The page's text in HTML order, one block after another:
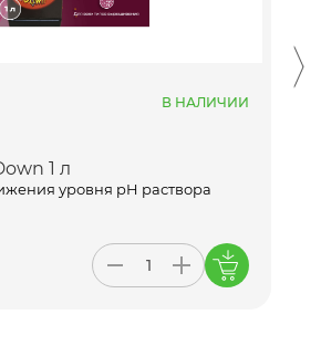
В НАЛИЧИИ
1 л
уровня pH раствора